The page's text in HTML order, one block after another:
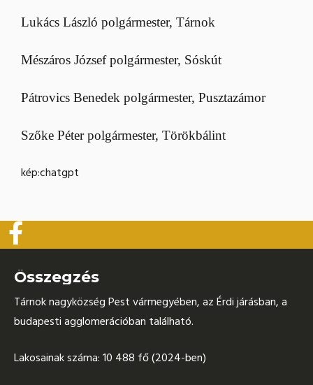
Lukács László polgármester, Tárnok
Mészáros József polgármester, Sóskút
Pátrovics Benedek polgármester, Pusztazámor
Szőke Péter polgármester, Törökbálint
kép:chatgpt
Összegzés
Tárnok nagyközség Pest vármegyében, az Érdi járásban, a
budapesti agglomerációban található.
Lakosainak száma: 10 488 fő (2024-ben)